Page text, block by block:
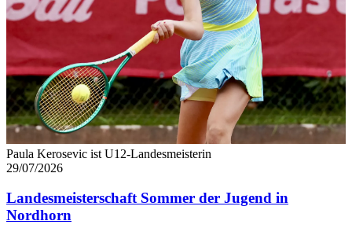
Paula Kerosevic ist U12-Landesmeisterin
29/07/2026
Landesmeisterschaft Sommer der Jugend in
Nordhorn